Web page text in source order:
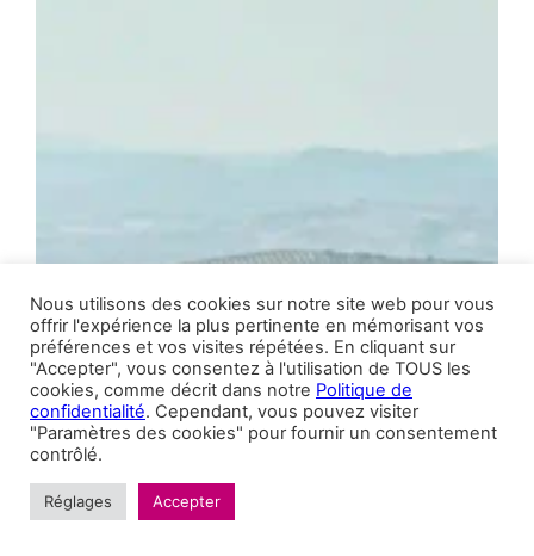
Nous utilisons des cookies sur notre site web pour vous
offrir l'expérience la plus pertinente en mémorisant vos
préférences et vos visites répétées. En cliquant sur
"Accepter", vous consentez à l'utilisation de TOUS les
cookies, comme décrit dans notre Politique de
confidentialité. Cependant, vous pouvez visiter
"Paramètres des cookies" pour fournir un consentement
contrôlé.
Réglages Accepter